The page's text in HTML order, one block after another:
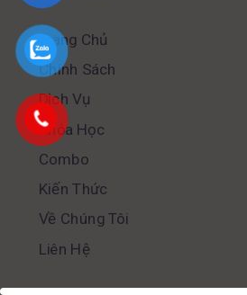
Trang Chủ
Chính Sách
Dịch Vụ
Khóa Học
Combo
Kiến Thức
Về Chúng Tôi
Liên Hệ